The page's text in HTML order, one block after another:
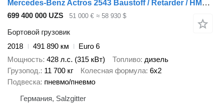
Mercedes-Benz Actros 2543 Baustoff / Retarder / HMF 2110 L2 / Lenkachse / Lift
699 400 000 UZS 51 000 € ≈ 58 930 $
Бортовой грузовик
2018
491 890 км
Euro 6
Мощность 428 л.с. (315 кВт) Топливо дизель
Грузопод. 11 700 кг Колесная формула 6x2
Подвеска пневмо/пневмо
Германия, Salzgitter